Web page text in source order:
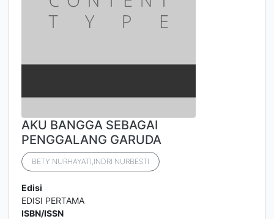
AKU BANGGA SEBAGAI
PENGGALANG GARUDA
BETY NURHAYATI,INDRI NURBESTI
Edisi
EDISI PERTAMA
ISBN/ISSN